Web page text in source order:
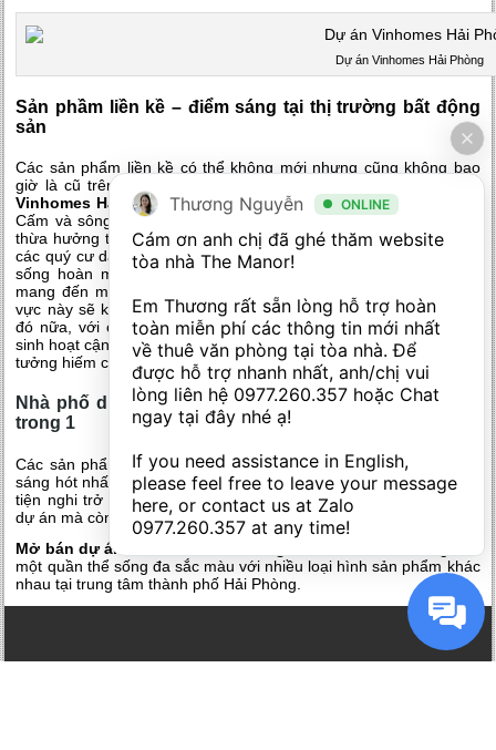
Dự án Vinhomes Hải Phòng
Sản phầm liền kề – điểm sáng tại thị trường bất động
sản
Các sản phẩm liền kề có thể không mới nhưng cũng không bao
giờ là cũ trên thị trường bất động sản. Bên cạnh đó tại
dự án
Vinhomes Hải Phòngchủ đầu tư đã xây dựng gần bờ sông Cửa
Cấm và sông Thượng Lý, nhờ vậy loại hình sản phẩm này được
thừa hưởng trọn vẹn những giá trị mà vị trí mang đến cho dự án,
các quý cư dân của sản phẩm này sẽ được trải nghiệm một cuộc
sống hoàn mỹ hơn. Ngoài ra, các các sản phẩm liền kề cũng
mang đến mộc cuộc sống gắn kết cho các quý cư dân. Tại khu
vực này sẽ không còn là cuộc sống buồn chán nhà nào biết nhà
đó nữa, với cách thiết kế các căn nhà sát nhau với khoảng sân
sinh hoạt cận kề sẽ tạo nên một cuộc sống sinh hoạt cộng đồng lý
tưởng hiếm có trong dự án.
Nhà phố dự án Vinhomes Hải Phòng – kênh đầu tư 2
trong 1
Các sản phẩm nhà phố tại dự án đang là một trong những điểm
sáng hót nhất trên thị trường. Sản phẩm này không chỉ mang tính
tiện nghi trở thành một trong những tiện ích không thể thiếu cho
dự án mà còn mang lại cơ hội sinh lời cho các nhà đầu tư.
Mở bán dự án Vinhomes Hải Phòng
một quần thể sống đa sắc màu với nhiều loại hình sản phẩm khác
nhau tại trung tâm thành phố Hải Phòng.
Thương Nguyễn ONLINE
Cám ơn anh chị đã ghé thăm website
tòa nhà The Manor!
Em Thương rất sẵn lòng hỗ trợ hoàn
toàn miễn phí các thông tin mới nhất
về thuê văn phòng tại tòa nhà. Để
được hỗ trợ nhanh nhất, anh/chị vui
lòng liên hệ 0977.260.357 hoặc Chat
ngay tại đây nhé ạ!
If you need assistance in English,
please feel free to leave your message
0977.260.357 at any time!